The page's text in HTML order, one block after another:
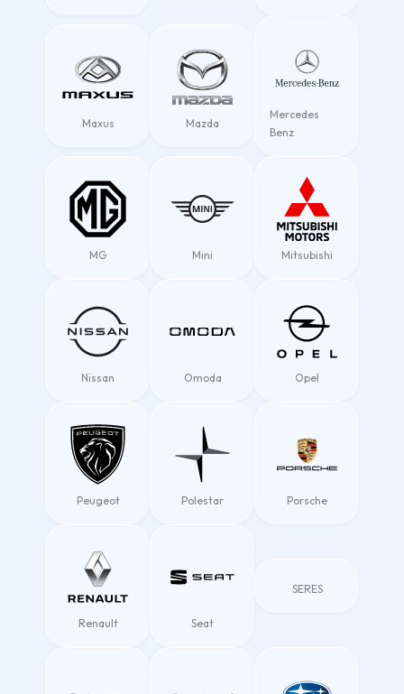
Maxus Mazda
Mercedes
Benz
MG Mini Mitsubishi
Nissan Omoda Opel
Peugeot Polestar Porsche
Renault Seat
SERES